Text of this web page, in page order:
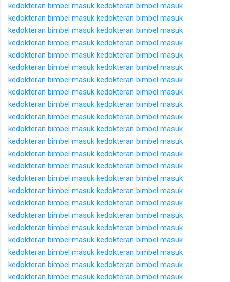
kedokteran bimbel masuk kedokteran bimbel masuk
kedokteran bimbel masuk kedokteran bimbel masuk
kedokteran bimbel masuk kedokteran bimbel masuk
kedokteran bimbel masuk kedokteran bimbel masuk
kedokteran bimbel masuk kedokteran bimbel masuk
kedokteran bimbel masuk kedokteran bimbel masuk
kedokteran bimbel masuk kedokteran bimbel masuk
kedokteran bimbel masuk kedokteran bimbel masuk
kedokteran bimbel masuk kedokteran bimbel masuk
kedokteran bimbel masuk kedokteran bimbel masuk
kedokteran bimbel masuk kedokteran bimbel masuk
kedokteran bimbel masuk kedokteran bimbel masuk
kedokteran bimbel masuk kedokteran bimbel masuk
kedokteran bimbel masuk kedokteran bimbel masuk
kedokteran bimbel masuk kedokteran bimbel masuk
kedokteran bimbel masuk kedokteran bimbel masuk
kedokteran bimbel masuk kedokteran bimbel masuk
kedokteran bimbel masuk kedokteran bimbel masuk
kedokteran bimbel masuk kedokteran bimbel masuk
kedokteran bimbel masuk kedokteran bimbel masuk
kedokteran bimbel masuk kedokteran bimbel masuk
kedokteran bimbel masuk kedokteran bimbel masuk
kedokteran bimbel masuk kedokteran bimbel masuk